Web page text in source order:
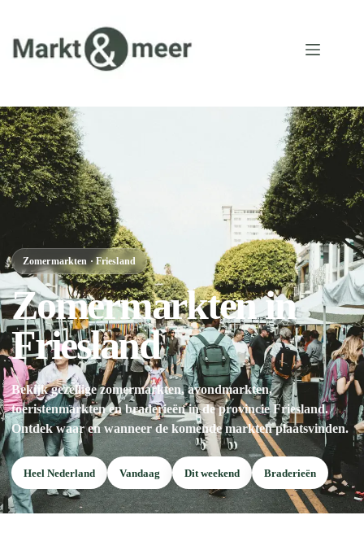
Zomermarkten · Friesland
Zomermarkten in
Friesland
Bekijk gezellige zomermarkten, avondmarkten,
toeristenmarkten en braderieën in de provincie Friesland.
Ontdek waar en wanneer de komende markten plaatsvinden.
Heel Nederland Vandaag Dit weekend Braderieën